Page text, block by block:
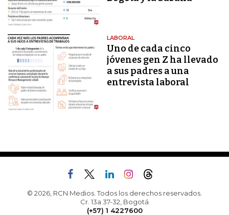
LABORAL
Uno de cada cinco
jóvenes gen Z ha llevado
a sus padres a una
entrevista laboral
© 2026, RCN Medios. Todos los derechos reservados.
Cr. 13a 37-32, Bogotá
(+57) 1 4227600